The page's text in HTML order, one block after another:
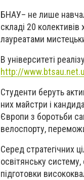
БНАУ– не лише
складі 20
лауреатами
В університеті
http://
Студенти беруть
них майстри і
Європи з боротьби
велоспорту,
Cеред стратегічних
освітянську
підготовки